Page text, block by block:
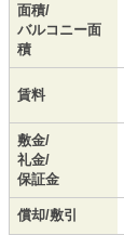
面積/
バルコニー面
積
賃料
敷金/
礼金/
保証金
償却/敷引